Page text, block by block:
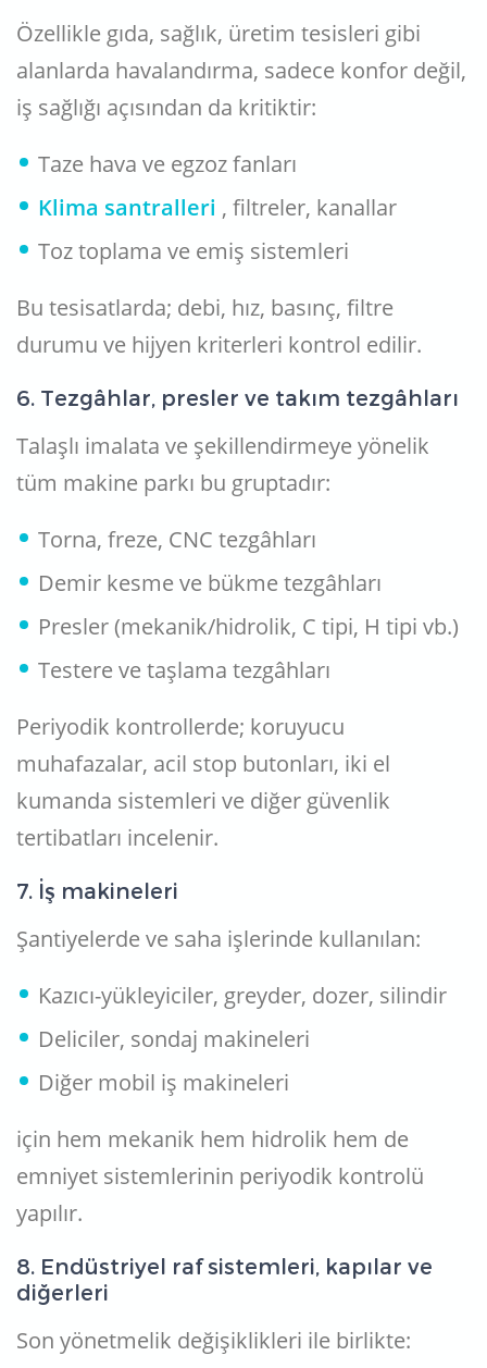
Özellikle gıda, sağlık, üretim tesisleri gibi
alanlarda havalandırma, sadece konfor değil,
iş sağlığı açısından da kritiktir:
Taze hava ve egzoz fanları
Klima santralleri , filtreler, kanallar
Toz toplama ve emiş sistemleri
Bu tesisatlarda; debi, hız, basınç, filtre
durumu ve hijyen kriterleri kontrol edilir.
6. Tezgâhlar, presler ve takım tezgâhları
Talaşlı imalata ve şekillendirmeye yönelik
tüm makine parkı bu gruptadır:
Torna, freze, CNC tezgâhları
Demir kesme ve bükme tezgâhları
Presler (mekanik/hidrolik, C tipi, H tipi vb.)
Testere ve taşlama tezgâhları
Periyodik kontrollerde; koruyucu
muhafazalar, acil stop butonları, iki el
kumanda sistemleri ve diğer güvenlik
tertibatları incelenir.
7. İş makineleri
Şantiyelerde ve saha işlerinde kullanılan:
Kazıcı-yükleyiciler, greyder, dozer, silindir
Deliciler, sondaj makineleri
Diğer mobil iş makineleri
için hem mekanik hem hidrolik hem de
emniyet sistemlerinin periyodik kontrolü
yapılır.
8. Endüstriyel raf sistemleri, kapılar ve
diğerleri
Son yönetmelik değişiklikleri ile birlikte: